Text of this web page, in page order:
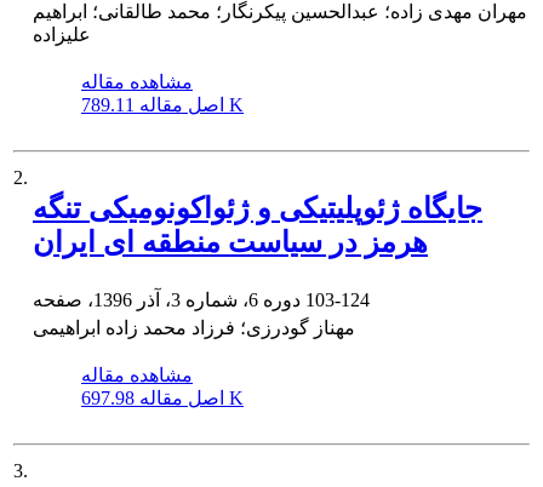
مهران مهدی زاده؛ عبدالحسین پیکرنگار؛ محمد طالقانی؛ ابراهیم
علیزاده
مشاهده مقاله
اصل مقاله 789.11 K
2.
جایگاه ژئوپلیتیکی و ژئواکونومیکی تنگه
هرمز در سیاست منطقه ای ایران
103-124
مهناز گودرزی؛ فرزاد محمد زاده ابراهیمی
مشاهده مقاله
اصل مقاله 697.98 K
3.